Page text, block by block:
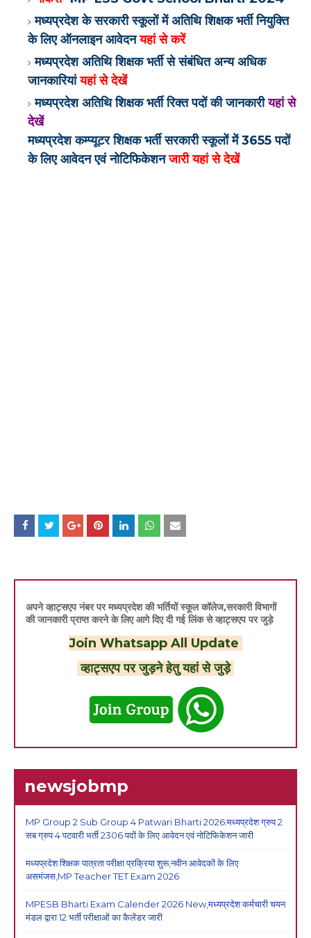
मध्यप्रदेश के सरकारी स्कूलों में अतिथि शिक्षक भर्ती नियुक्ति
के लिए ऑनलाइन आवेदनयहां से करें
मध्यप्रदेश अतिथि शिक्षक भर्ती से संबंधित अन्य अधिक
जानकारियांयहां से देखें
मध्यप्रदेश अतिथि शिक्षक भर्ती रिक्त पदों की जानकारीयहां से
देखें
मध्यप्रदेश कम्प्यूटर शिक्षक भर्ती सरकारी स्कूलों में 3655 पदों
के लिए आवेदन एवं नोटिफिकेशनजारी यहां से देखें
अपने व्हाट्सएप नंबर पर मध्यप्रदेश की भर्तियों स्कूल कॉलेज,सरकारी विभागों
की जानकारी प्राप्त करने के लिए आगे दिए दी गई लिंक से व्हाट्सएप पर जुड़े
Join Whatsapp All Update
व्हाट्सएप पर जुड़ने हेतु यहां से जुड़े
newsjobmp
MP Group 2 Sub Group 4 Patwari Bharti 2026:मध्यप्रदेश ग्रुप 2
सब ग्रुप 4 पटवारी भर्ती 2306 पदों के लिए आवेदन एवं नोटिफिकेशन जारी
मध्यप्रदेश शिक्षक पात्रता परीक्षा प्रक्रिया शुरू,नवीन आवेदकों के लिए
असमंजस,MP Teacher TET Exam 2026
MPESB Bharti Exam Calender 2026 New,मध्यप्रदेश कर्मचारी चयन
मंडल द्वारा 12 भर्ती परीक्षाओं का कैलेंडर जारी